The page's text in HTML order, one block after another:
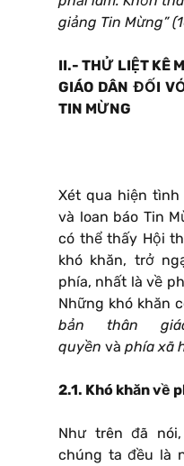
giảng Tin Mừng”
II.- THỬ LIỆT KÊ
GIÁO DÂN ĐỐI
TIN MỪNG
Xét qua hiện tình
và loan báo Tin
có thể thấy Hội
khó khăn, trở
phía, nhất là về
Những khó khăn
bản thân
quyền và phía xã
2.1. Khó khăn về
Như trên đã
chúng ta đều là